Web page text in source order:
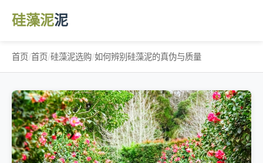
硅藻泥泥
首页/首页/硅藻泥选购/如何辨别硅藻泥的真伪与质量